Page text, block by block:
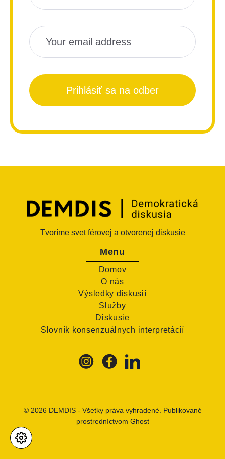
Prihlásiť sa na odber
Tvoríme svet férovej a otvorenej diskusie
Menu
Domov
O nás
Výsledky diskusií
Služby
Diskusie
Slovník konsenzuálnych interpretácií
© 2026 DEMDIS- Všetky práva vyhradené. Publikované
prostredníctvom Ghost